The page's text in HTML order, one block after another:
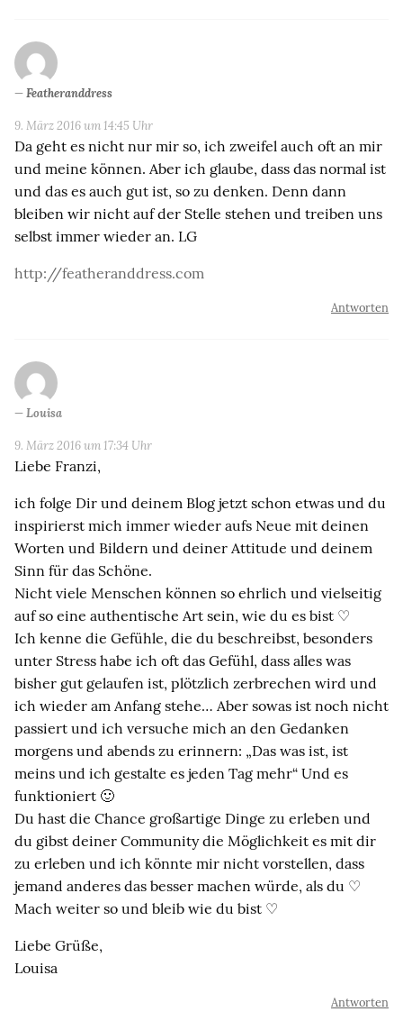
Featheranddress
9. März 2016 um 14:45 Uhr
Da geht es nicht nur mir so, ich zweifel auch oft an mir
und meine können. Aber ich glaube, dass das normal ist
und das es auch gut ist, so zu denken. Denn dann
bleiben wir nicht auf der Stelle stehen und treiben uns
selbst immer wieder an. LG
http://featheranddress.com
Antworten
Louisa
9. März 2016 um 17:34 Uhr
Liebe Franzi,
ich folge Dir und deinem Blog jetzt schon etwas und du
inspirierst mich immer wieder aufs Neue mit deinen
Worten und Bildern und deiner Attitude und deinem
Sinn für das Schöne.
Nicht viele Menschen können so ehrlich und vielseitig
auf so eine authentische Art sein, wie du es bist ♡
Ich kenne die Gefühle, die du beschreibst, besonders
unter Stress habe ich oft das Gefühl, dass alles was
bisher gut gelaufen ist, plötzlich zerbrechen wird und
ich wieder am Anfang stehe… Aber sowas ist noch nicht
passiert und ich versuche mich an den Gedanken
morgens und abends zu erinnern: „Das was ist, ist
meins und ich gestalte es jeden Tag mehr“ Und es
funktioniert 🙂
Du hast die Chance großartige Dinge zu erleben und
du gibst deiner Community die Möglichkeit es mit dir
zu erleben und ich könnte mir nicht vorstellen, dass
jemand anderes das besser machen würde, als du ♡
Mach weiter so und bleib wie du bist ♡
Liebe Grüße,
Louisa
Antworten